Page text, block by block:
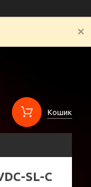
Кошик
SL-C